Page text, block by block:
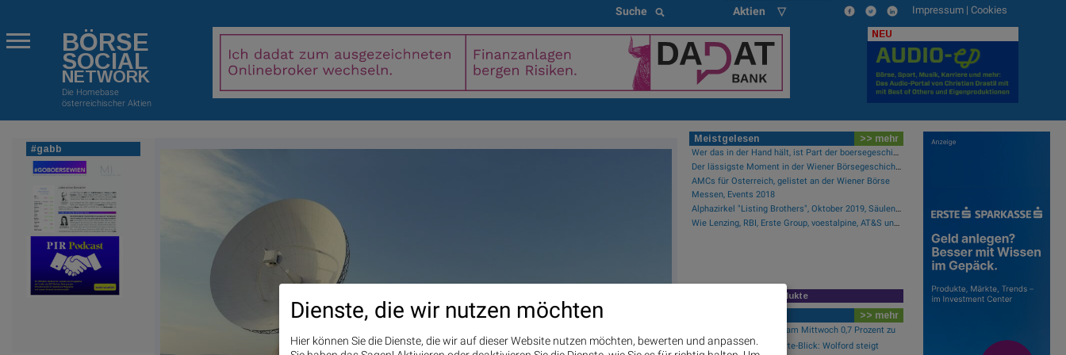
Suche Aktien ▽ Impressum | Cookies
BÖRSE
SOCIAL
NETWORK
Die Homebase
österreichischer Aktien
NEU
#gabb
Meistgelesen >> mehr
Wer das in der Hand hält, ist Part der boersegeschichte.at
Der lässigste Moment in der Wiener Börsegeschichte
AMCs für Österreich, gelistet an der Wiener Börse
Messen, Events 2018
Alphazirkel "Listing Brothers", Oktober 2019, Säulenhalle Wiener Börse
Wie Lenzing, RBI, Erste Group, voestalpine, AT&S und Strabag für Gesprächsstoff im ATX sorgten
PIR-Zeichnungsprodukte
>> mehr
Wiener Börse: ATX legt am Mittwoch 0,7 Prozent zu
Wiener Börse Nebenwerte-Blick: Wolford steigt
Dienste, die wir nutzen möchten
Hier können Sie die Dienste, die wir auf dieser Website nutzen möchten, bewerten und anpassen.